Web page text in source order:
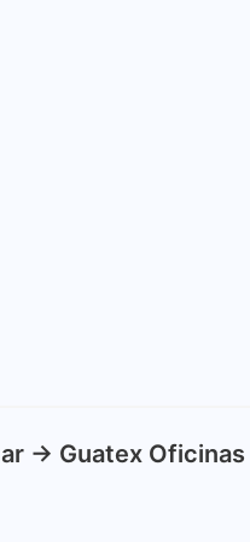
-> Guatex